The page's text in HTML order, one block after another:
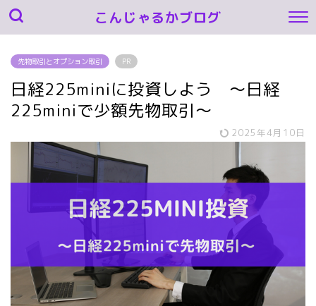
こんじゃるかブログ
先物取引とオプション取引 PR
日経225miniに投資しよう ～日経
225miniで少額先物取引～
2025年4月10日